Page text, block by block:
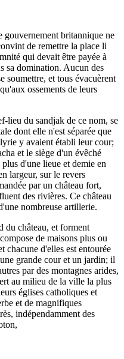
gouvernement britannique ne
de remettre la place li
qui devait être payée à
sa domination. Aucun des
soumettre, et tous évacuèrent
ossements de leurs
lieu du sandjak de ce nom, se
dont elle n'est séparée que
y avaient établi leur cour;
et le siège d'un évêché
d'une lieue et demie en
largeur, sur le revers
par un château fort,
des rivières. Ce château
nombreuse artillerie.
du château, et forment
de maisons plus ou
chacune d'elles est entourée
grande cour et un jardin; il
par des montagnes arides,
au milieu de la ville la plus
églises catholiques et
et de magnifiques
indépendamment des